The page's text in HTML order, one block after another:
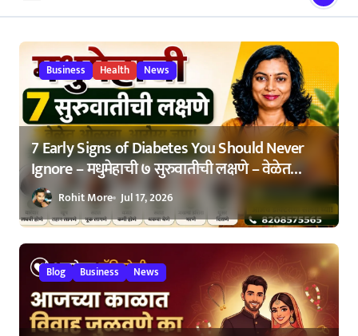
Business Health News
7 Early Signs of Diabetes You Should Never
Ignore – मधुमेहाची ७ सुरुवातीची लक्षणे – वेळेत
ओळखा, आरोग्य जपा
Rohit More Jul 17, 2026
Blog Business News